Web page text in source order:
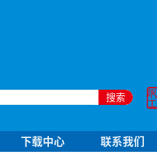
搜索
下载中心 联系我们